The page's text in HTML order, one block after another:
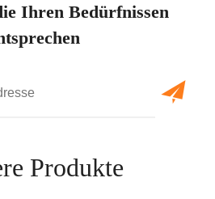
Ihren Bedürfnissen
Produkte